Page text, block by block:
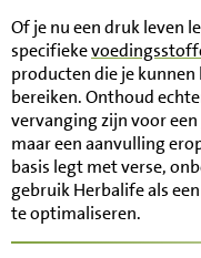
Of je nu een druk leven
specifieke
producten die je
bereiken. Onthoud
vervanging zijn voor
maar een aanvulling
basis legt met verse,
gebruik Herbalife als
te optimaliseren.